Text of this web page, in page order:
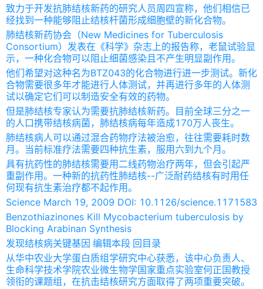
致力于开发抗肺结核新药的研究人员周四宣称，他们相信已
经找到一种能够阻止结核杆菌形成细胞壁的新化合物。
肺结核新药协会（New Medicines for Tuberculosis
Consortium）发表在《科学》杂志上的报告称，老鼠试验显
示，一种化合物可以阻止细菌感染且不产生明显副作用。
他们希望对这种名为BTZ043的化合物进行进一步测试。新化
合物需要很多年才能进行人体测试，并再进行多年的人体测
试以确定它们可以制造安全有效的药物。
但是肺结核专家认为需要抗肺结核新药。目前全球三分之一
的人口携带结核病菌，肺结核病每年造成170万人丧生。
肺结核病人可以通过混合药物疗法被治愈，往往需要耗时数
月。当前标准疗法需要四种抗生素，服用六到九个月。
具有抗药性的肺结核需要用二线药物治疗两年，但会引起严
重副作用。一种新的抗药性肺结核--广泛耐药结核有时用任
何现有抗生素治疗都不起作用。
Science March 19, 2009 DOI: 10.1126/science.1171583
Benzothiazinones Kill Mycobacterium tuberculosis by
Blocking Arabinan Synthesis
发现结核病关键基因 编辑本段 回目录
从华中农业大学蛋白质组学研究中心获悉，该中心负责人、
生命科学技术学院农业微生物学国家重点实验室何正国教授
领衔的课题组，在抗击结核研究方面取得了两项重要突破。